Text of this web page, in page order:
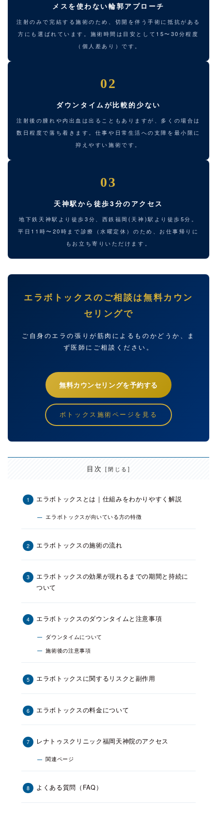
メスを使わない輪郭アプローチ
注射のみで完結する施術のため、切開を伴う手術に抵抗がある
方にも選ばれています。施術時間は目安として15〜30分程度
（個人差あり）です。
02
ダウンタイムが比較的少ない
注射後の腫れや内出血は出ることもありますが、多くの場合は
数日程度で落ち着きます。仕事や日常生活への支障を最小限に
抑えやすい施術です。
03
天神駅から徒歩3分のアクセス
地下鉄天神駅より徒歩3分、西鉄福岡(天神)駅より徒歩5分。
平日11時〜20時まで診療（水曜定休）のため、お仕事帰りに
もお立ち寄りいただけます。
エラボトックスのご相談は無料カウン
セリングで
ご自身のエラの張りが筋肉によるものかどうか、ま
ず医師にご相談ください。
無料カウンセリングを予約する
ボトックス施術ページを見る
目次
エラボトックスとは｜仕組みをわかりやすく解説
エラボトックスが向いている方の特徴
エラボトックスの施術の流れ
エラボトックスの効果が現れるまでの期間と持続に
ついて
エラボトックスのダウンタイムと注意事項
ダウンタイムについて
施術後の注意事項
エラボトックスに関するリスクと副作用
エラボトックスの料金について
レナトゥスクリニック福岡天神院のアクセス
関連ページ
よくある質問（FAQ）